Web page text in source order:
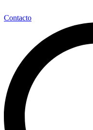
Contacto